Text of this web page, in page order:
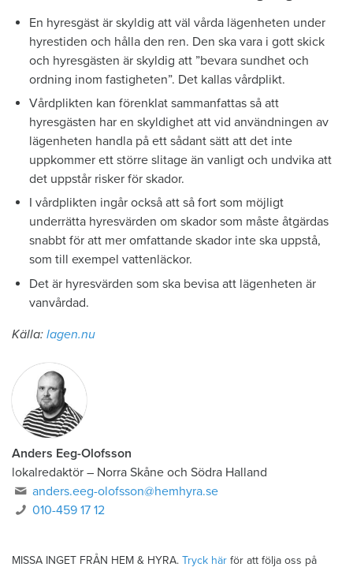
En hyresgäst är skyldig att väl vårda lägenheten under
hyrestiden och hålla den ren. Den ska vara i gott skick
och hyresgästen är skyldig att ”bevara sundhet och
ordning inom fastigheten”. Det kallas vårdplikt.
Vårdplikten kan förenklat sammanfattas så att
hyresgästen har en skyldighet att vid användningen av
lägenheten handla på ett sådant sätt att det inte
uppkommer ett större slitage än vanligt och undvika att
det uppstår risker för skador.
I vårdplikten ingår också att så fort som möjligt
underrätta hyresvärden om skador som måste åtgärdas
snabbt för att mer omfattande skador inte ska uppstå,
som till exempel vattenläckor.
Det är hyresvärden som ska bevisa att lägenheten är
vanvårdad.
Källa: lagen.nu
Anders Eeg-Olofsson
lokalredaktör – Norra Skåne och Södra Halland
anders.eeg-olofsson@hemhyra.se
010-459 17 12
MISSA INGET FRÅN HEM & HYRA. Tryck här för att följa oss på